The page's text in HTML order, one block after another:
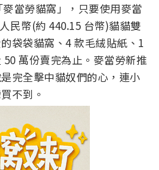
當勞貓窩」，只要使用麥當
民幣(約 440.15 台幣)貓貓雙
袋袋貓窩、4 款毛絨貼紙、1
萬份賣完為止。麥當勞新推
完全擊中貓奴們的心，連小
不到。